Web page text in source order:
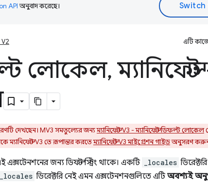
APIঅনুবাদ করেছে।
এটি
লোকেল,
দেখছেন। MV3 সমতুল্যের জন্যম্যানিফেস্ট V3 - ম্যানিফেস্ট ডিফল্ট লোকেল
ম্যানিফেস্ট V3 তে রূপান্তর করতেম্যানিফেস্ট V3 মাইগ্রেশন গাইডঅনুসরণ
এক্সটেনশনের জন্য ডিফল্ট স্ট্রিং থাকে। একটি _locales
_locales ডিরেক্টরি নেই এমন এক্সটেনশনগুলিতে এটিঅবশ্যই